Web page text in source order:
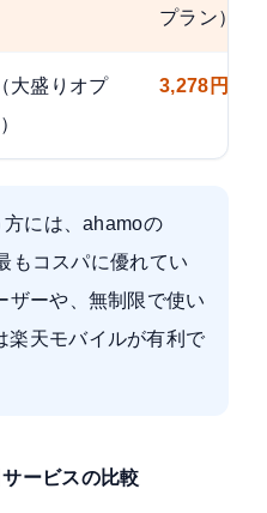
プラン）
大盛りオプ
3,278円
には、ahamoの
もコスパに優れてい
ザーや、無制限で使い
楽天モバイルが有利で
ービスの比較